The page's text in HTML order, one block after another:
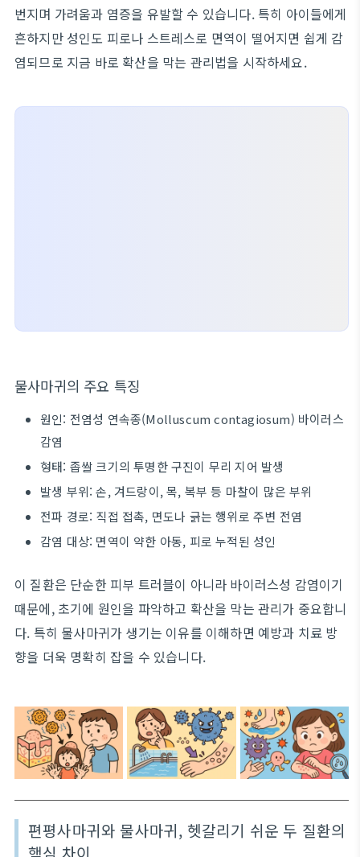
번지며 가려움과 염증을 유발할 수 있습니다. 특히 아이들에게
흔하지만 성인도 피로나 스트레스로 면역이 떨어지면 쉽게 감
염되므로 지금 바로 확산을 막는 관리법을 시작하세요.
물사마귀의 주요 특징
원인: 전염성 연속종(Molluscum contagiosum) 바이러스
감염
형태: 좁쌀 크기의 투명한 구진이 무리 지어 발생
발생 부위: 손, 겨드랑이, 목, 복부 등 마찰이 많은 부위
전파 경로: 직접 접촉, 면도나 긁는 행위로 주변 전염
감염 대상: 면역이 약한 아동, 피로 누적된 성인
이 질환은 단순한 피부 트러블이 아니라 바이러스성 감염이기
때문에, 초기에 원인을 파악하고 확산을 막는 관리가 중요합니
다. 특히 물사마귀가 생기는 이유를 이해하면 예방과 치료 방
향을 더욱 명확히 잡을 수 있습니다.
편평사마귀와 물사마귀, 헷갈리기 쉬운 두 질환의